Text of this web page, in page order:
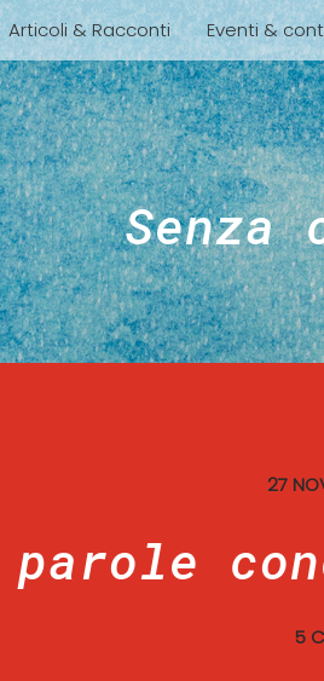
Articoli & Racconti Eventi &
Senza
27
parole
5